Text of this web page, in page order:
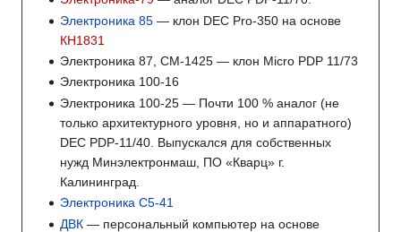
Электроника 85 — клон DEC Pro-350 на основе
КН1831
Электроника 87, СМ-1425 — клон Micro PDP 11/73
Электроника 100-16
Электроника 100-25 — Почти 100 % аналог (не
только архитектурного уровня, но и аппаратного)
DEC PDP-11/40. Выпускался для собственных
нужд Минэлектронмаш, ПО «Кварц» г.
Калининград.
Электроника С5-41
ДВК — персональный компьютер на основе